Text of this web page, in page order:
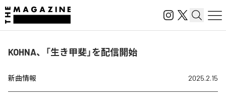
KOHNA、「生き甲斐」を配信開始
新曲情報 2025.2.15